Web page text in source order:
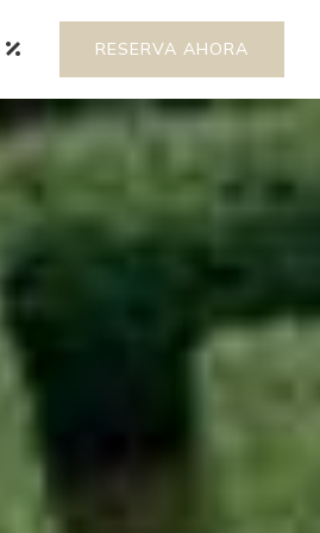
RESERVA AHORA